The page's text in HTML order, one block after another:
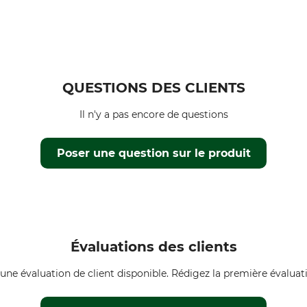
QUESTIONS DES CLIENTS
Poser une question sur le produit
Il n'y a pas encore de questions
Évaluations des clients
évaluation de client disponible. Rédigez la première